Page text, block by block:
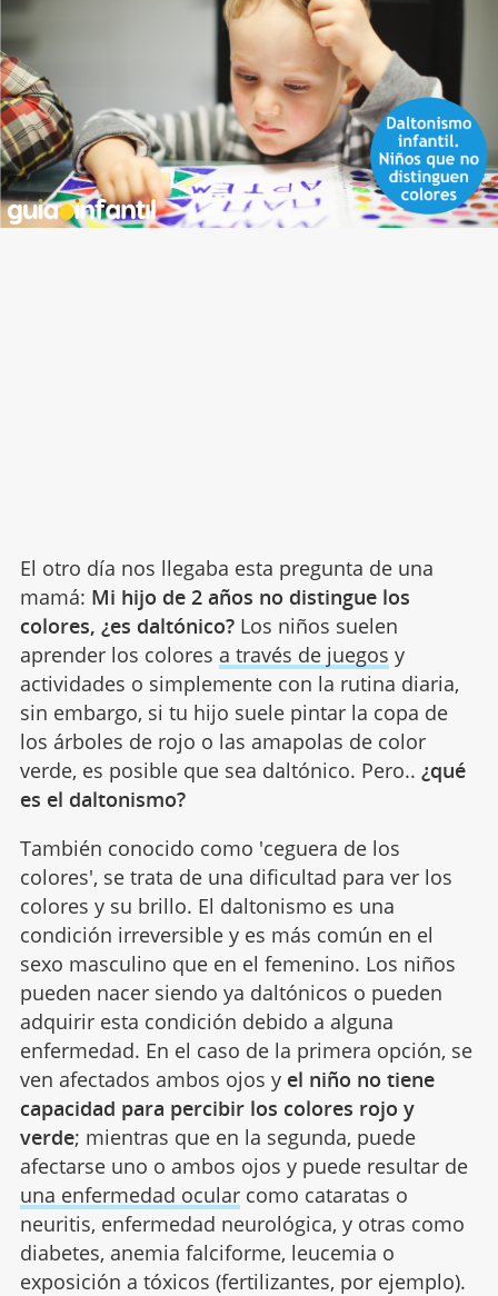
El otro día nos llegaba esta pregunta de una
mamá: Mi hijo de 2 años no distingue los
colores, ¿es daltónico? Los niños suelen
aprender los colores a través de juegos y
actividades o simplemente con la rutina diaria,
sin embargo, si tu hijo suele pintar la copa de
los árboles de rojo o las amapolas de color
verde, es posible que sea daltónico. Pero.. ¿qué
es el daltonismo?
También conocido como 'ceguera de los
colores', se trata de una dificultad para ver los
colores y su brillo. El daltonismo es una
condición irreversible y es más común en el
sexo masculino que en el femenino. Los niños
pueden nacer siendo ya daltónicos o pueden
adquirir esta condición debido a alguna
enfermedad. En el caso de la primera opción, se
ven afectados ambos ojos y el niño no tiene
capacidad para percibir los colores rojo y
verde; mientras que en la segunda, puede
afectarse uno o ambos ojos y puede resultar de
una enfermedad ocularcomo cataratas o
neuritis, enfermedad neurológica, y otras como
diabetes, anemia falciforme, leucemia o
exposición a tóxicos (fertilizantes, por ejemplo).